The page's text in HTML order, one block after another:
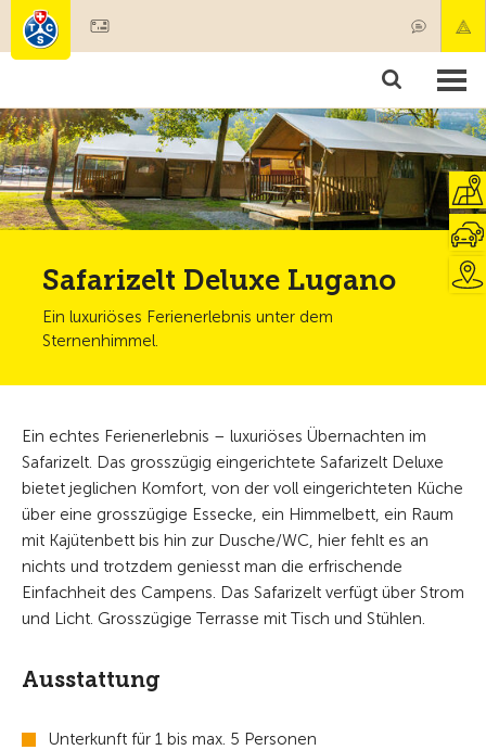
Mitgliedschaft & Leistungen
Test, Sicherheit & Gesundheit
Safarizelt Deluxe Lugano
Ein luxuriöses Ferienerlebnis unter dem
Sternenhimmel.
Ein echtes Ferienerlebnis – luxuriöses Übernachten im
Safarizelt. Das grosszügig eingerichtete Safarizelt Deluxe
bietet jeglichen Komfort, von der voll eingerichteten Küche
über eine grosszügige Essecke, ein Himmelbett, ein Raum
mit Kajütenbett bis hin zur Dusche/WC, hier fehlt es an
nichts und trotzdem geniesst man die erfrischende
Einfachheit des Campens. Das Safarizelt verfügt über Strom
und Licht. Grosszügige Terrasse mit Tisch und Stühlen.
Ausstattung
Unterkunft für 1 bis max. 5 Personen